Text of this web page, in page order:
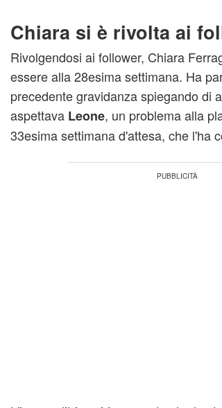
Chiara si è rivolta ai
Rivolgendosi ai follower, Chiara
essere alla 28esima settimana. Ha
precedente gravidanza spiegando di
aspettava Leone, un problema alla
33esima settimana d'attesa, che l'ha